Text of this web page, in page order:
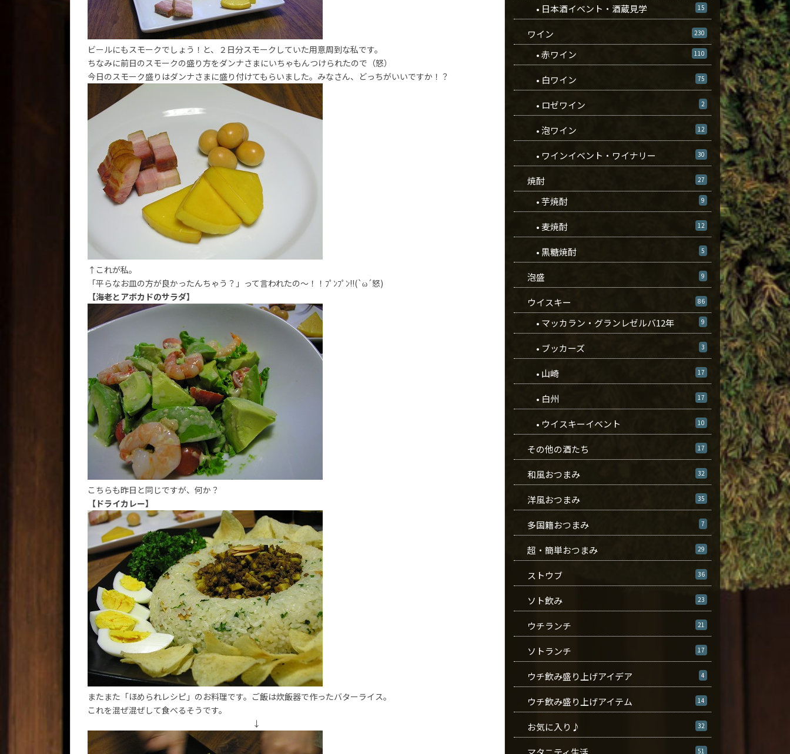
ビールにもスモークでしょう！と、２日分スモークしていた用意周到な私です。
ちなみに前日のスモークの盛り方をダンナさまにいちゃもんつけられたので（怒）
今日のスモーク盛りはダンナさまに盛り付けてもらいました。みなさん、どっちがいいですか！？
↑これが私。
「平らなお皿の方が良かったんちゃう？」って言われたの～！！ﾌﾟﾝﾌﾟﾝ!!(`ω´怒)
【海老とアボカドのサラダ】
こちらも昨日と同じですが、何か？
【ドライカレー】
またまた「ほめられレシピ」のお料理です。ご飯は炊飯器で作ったバターライス。
これを混ぜ混ぜして食べるそうです。
↓
• 日本酒イベント・酒蔵見学 15
ワイン 230
• 赤ワイン 110
• 白ワイン 75
• ロゼワイン 2
• 泡ワイン 12
• ワインイベント・ワイナリー 30
焼酎 27
• 芋焼酎 9
• 麦焼酎 12
• 黒糖焼酎 5
泡盛 9
ウイスキー 86
• マッカラン・グランレゼルバ12年 9
• ブッカーズ 3
• 山崎 17
• 白州 17
• ウイスキーイベント 10
その他の酒たち 17
和風おつまみ 32
洋風おつまみ 35
多国籍おつまみ 7
超・簡単おつまみ 29
ストウブ 36
ソト飲み 23
ウチランチ 21
ソトランチ 17
ウチ飲み盛り上げアイデア 4
ウチ飲み盛り上げアイテム 14
お気に入り♪ 32
51